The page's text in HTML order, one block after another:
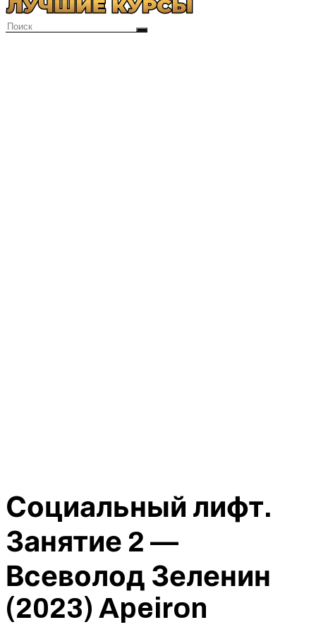
Социальный лифт.
Занятие 2 —
Всеволод Зеленин
(2023) Apeiron